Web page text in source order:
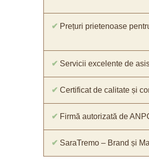
✔ Prețuri prietenoase
✔ Servicii excelente de
✔ Certificat de calitate și
✔ Firmă autorizată de
✔ SaraTremo – Brand și